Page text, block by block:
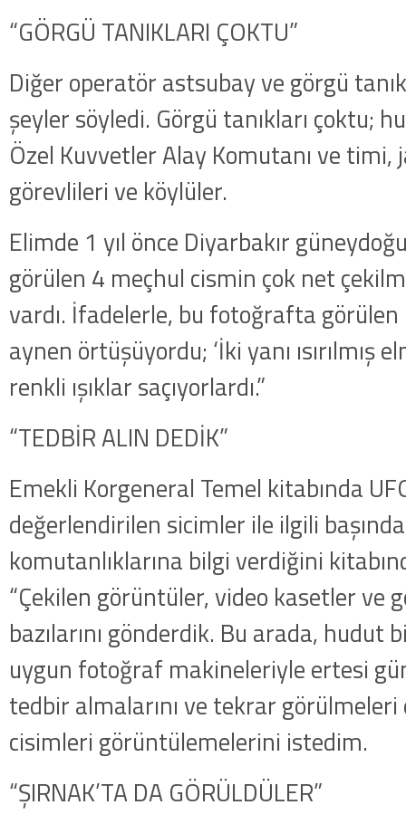
“GÖRGÜ TANIKLARI ÇOKTU”
Diğer operatör astsubay ve görgü
şeyler söyledi. Görgü tanıkları çoktu;
Özel Kuvvetler Alay Komutanı ve
görevlileri ve köylüler.
Elimde 1 yıl önce Diyarbakır
görülen 4 meçhul cismin çok net
vardı. İfadelerle, bu fotoğrafta
aynen örtüşüyordu; ‘İki yanı ısırılmış
renkli ışıklar saçıyorlardı.”
“TEDBİR ALIN DEDİK”
Emekli Korgeneral Temel kitabında
değerlendirilen sicimler ile ilgili
komutanlıklarına bilgi verdiğini
“Çekilen görüntüler, video kasetler ve
bazılarını gönderdik. Bu arada, hudut
uygun fo­toğraf makineleriyle ertesi
tedbir almala­rını ve tekrar
cisimleri gö­rüntülemelerini istedim.
“ŞIRNAK’TA DA GÖRÜLDÜLER”